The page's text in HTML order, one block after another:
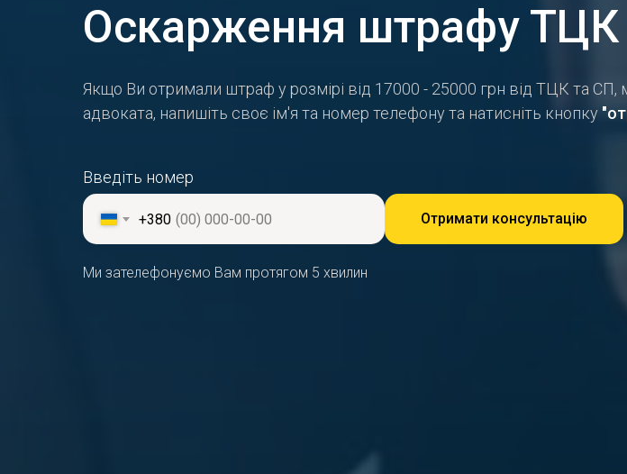
Оскарження штрафу ТЦК
Якщо Ви отримали штраф у розмірі від 17000 - 25000 грн від ТЦК та
адвоката, напишіть своє ім'я та номер телефону та натисніть кнопку
Введіть номер
+380 Отримати консультацію
Ми зателефонуємо Вам протягом 5 хвилин